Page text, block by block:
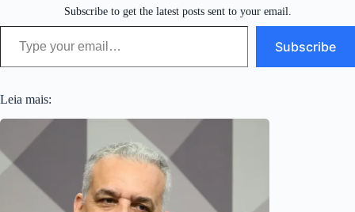
Subscribe to get the latest posts sent to your email.
Type your email…
Subscribe
Leia mais: